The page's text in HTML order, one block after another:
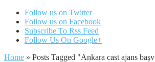
Follow us on Twitter
Follow us on Facebook
Subscribe To Rss Feed
Follow Us On Google+
Home » Posts Tagged "Ankara cast ajans